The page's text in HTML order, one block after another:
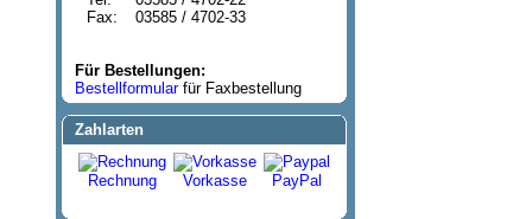
Fax:
03585 / 4702-33
Für Bestellungen:
Bestellformularfür Faxbestellung
Zahlarten
Rechnung Vorkasse PayPal